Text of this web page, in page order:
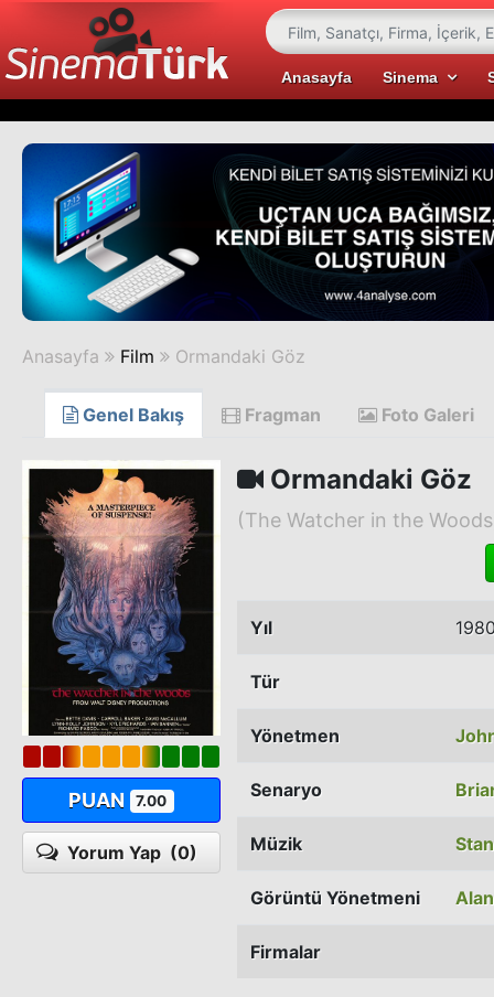
Anasayfa Sinema
Anasayfa Film Ormandaki Göz
Genel Bakış Fragman Foto Galeri
PUAN 7.00
Yorum Yap (0)
Ormandaki Göz
(The Watcher in the
Yıl
Tür
Yönetmen
Senaryo
Müzik
Görüntü Yönetmeni
Firmalar